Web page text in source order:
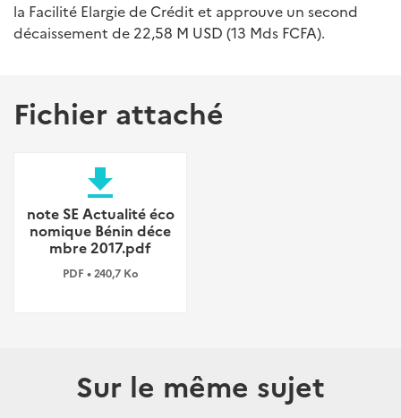
la Facilité Elargie de Crédit et approuve un second
décaissement de 22,58 M USD (13 Mds FCFA).
Fichier attaché
file_download
note SE Actualité éco
nomique Bénin déce
mbre 2017.pdf
PDF • 240,7 Ko
Sur le même sujet